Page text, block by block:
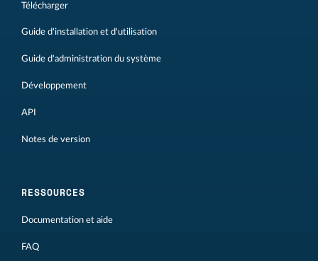
Télécharger
Guide d'installation et d'utilisation
Guide d'administration du système
Développement
API
Notes de version
RESSOURCES
Documentation et aide
FAQ